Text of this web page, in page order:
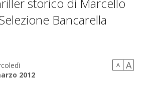
storico di Marcello
Bancarella
2012
A A